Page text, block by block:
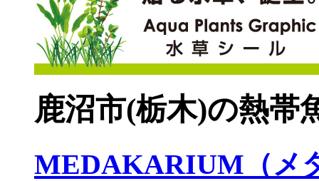
鹿沼市(栃木)の熱帯
MEDAKARIUM（メ